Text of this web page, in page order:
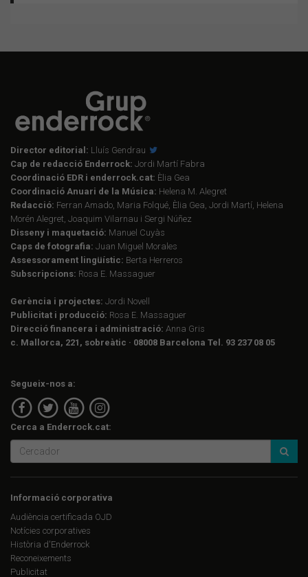
Director editorial: Lluís Gendrau
Cap de redacció Enderrock: Jordi Martí Fabra
Coordinació EDR i enderrock.cat: Èlia Gea
Coordinació Anuari de la Música: Helena M. Alegret
Redacció: Ferran Amado, Maria Folqué, Èlia Gea, Jordi Martí, Helena
Morén Alegret, Joaquim Vilarnau i Sergi Núñez
Disseny i maquetació: Manuel Cuyàs
Caps de fotografia: Juan Miguel Morales
Assessorament lingüístic: Berta Herreros
Subscripcions: Rosa E. Massaguer
Gerència i projectes: Jordi Novell
Publicitat i producció: Rosa E. Massaguer
Direcció financera i administració: Anna Gris
c. Mallorca, 221, sobreàtic · 08008 Barcelona Tel. 93 237 08 05
Segueix-nos a:
Cerca a Enderrock.cat:
Informació corporativa
Audiència certificada OJD
Notícies corporatives
Història d'Enderrock
Reconeixements
Publicitat